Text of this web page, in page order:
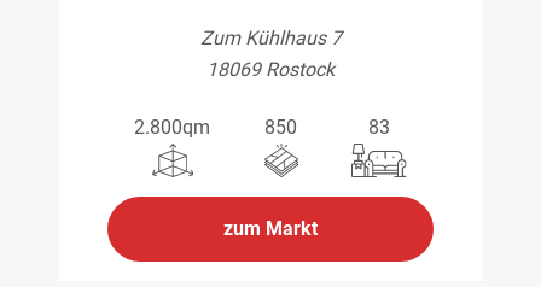
Zum Kühlhaus 7
18069 Rostock
2.800qm 850 83
zum Markt